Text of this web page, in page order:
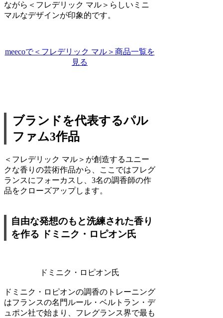
ながら＜フレデリック マル＞らしいミニ
マルなデザインが印象的です。
meecoで＜フレデリック マル＞商品一覧を
見る
ブランドを代表するパル
ファム3作品
＜フレデリック マル＞が創造するユニー
クな香りの芸術作品から、ここではフレグ
ランスにフォーカスし、3名の調香師の作
品をクローズアップします。
自由な発想のもと洗練された香り
を作る ドミニク・ロピオン氏
ドミニク・ロピオン氏
ドミニク・ロピオンの調香のトレーニング
はフランスの名門ルール・ベルトラン・デ
ュポン社で始まり、フレグランス界で最も